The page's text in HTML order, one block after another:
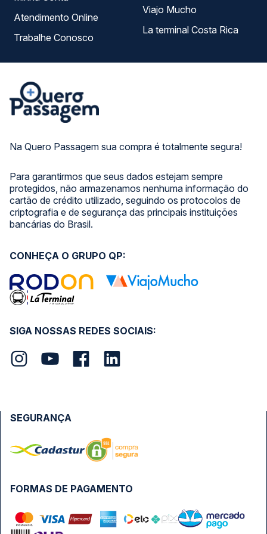
Na Quero Passagem sua compra é totalmente segura!
Para garantirmos que seus dados estejam sempre
protegidos, não armazenamos nenhuma informação do
cartão de crédito utilizado, seguindo os protocolos de
criptografia e de segurança das principais instituições
bancárias do Brasil.
Atendimento Online
Trabalhe Conosco
Viajo Mucho
La terminal Costa Rica
SIGA NOSSAS REDES SOCIAIS:
CONHEÇA O GRUPO QP:
FORMAS DE PAGAMENTO
SEGURANÇA